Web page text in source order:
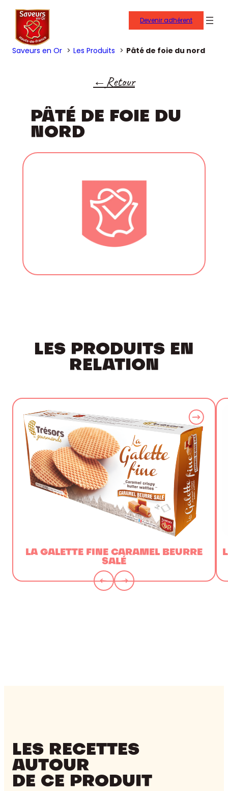
Devenir adhérent
Saveurs en Or Les Produits Pâté de foie du nord
Retour
PÂTÉ DE FOIE DU
NORD
LES PRODUITS EN
RELATION
LA GALETTE FINE CARAMEL BEURRE
SALÉ
LES RECETTES
AUTOUR
DE CE PRODUIT